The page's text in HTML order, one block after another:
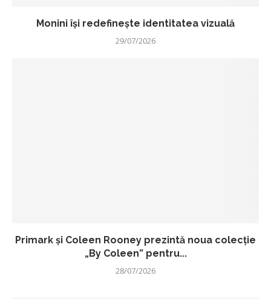
Monini își redefinește identitatea vizuală
29/07/2026
Primark și Coleen Rooney prezintă noua colecție
„By Coleen” pentru...
28/07/2026